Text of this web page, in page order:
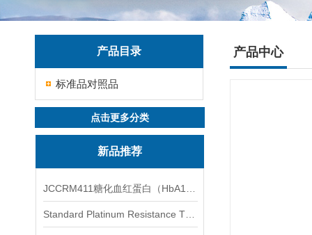
产品目录
标准品对照品
点击更多分类
新品推荐
产品中心